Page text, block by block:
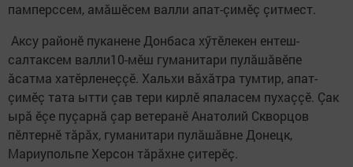
памперссем, амăшӗсем валли апат-çимӗç çитмест.
Аксу районӗ пуканене Донбаса хӳтӗлекен ентеш-
салтаксем валли10-мӗш гуманитари пулăшăвӗпе
ăсатма хатӗрленеççӗ. Хальхи вăхăтра тумтир, апат-
çимӗç тата ытти çав тери кирлӗ япаласем пухаççӗ. Çак
ырă ӗçе пуçарнă çар ветеранӗ Анатолий Скворцов
пӗлтернӗ тăрăх, гуманитари пулăшăвне Донецк,
Мариупольпе Херсон тăрăхне çитерӗç.